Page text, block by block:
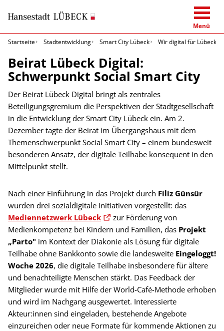
Menü
Startseite
Stadtentwicklung Smart City Lübeck Wir digital für Lübeck
Beirat Lübeck Digital:
Schwerpunkt Social Smart City
Der Beirat Lübeck Digital bringt als zentrales
Beteiligungsgremium die Perspektiven der Stadtgesellschaft
in die Entwicklung der Smart City Lübeck ein. Am 2.
Dezember tagte der Beirat im Übergangshaus mit dem
Themenschwerpunkt Social Smart City – einem bundesweit
besonderen Ansatz, der digitale Teilhabe konsequent in den
Mittelpunkt stellt.
Nach einer Einführung in das Projekt durch Filiz Günsür
wurden drei sozialdigitale Initiativen vorgestellt: das
Mediennetzwerk Lübeck
zur Förderung von
Medienkompetenz bei Kindern und Familien, das Projekt
„Parto" im Kontext der Diakonie als Lösung für digitale
Teilhabe ohne Bankkonto sowie die landesweite Eingeloggt!
Woche 2026, die digitale Teilhabe insbesondere für ältere
und benachteiligte Menschen stärkt. Das Feedback der
Mitglieder wurde mit Hilfe der World-Café-Methode erhoben
und wird im Nachgang ausgewertet. Interessierte
Akteur:innen sind eingeladen, bestehende Angebote
einzureichen oder neue Formate für kommende Aktionen zu